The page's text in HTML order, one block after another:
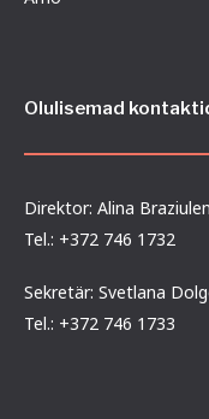
Olulisemad
Direktor: Alina
Tel.: +372 746 1732
Sekretär: Svetlana
Tel.: +372 746 1733